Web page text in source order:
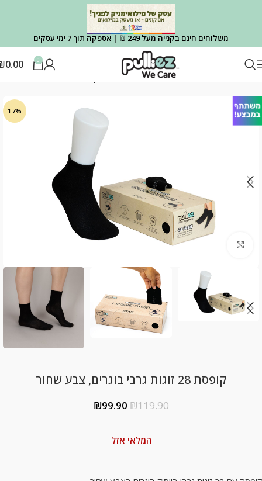
משלוחים חינם בקנייה מעל 249 ₪ | אספקה תוך 7 ימי עסקים
0
0.00
קופסת 28 זוגות גרבי בוגרים, צבע שחור
₪119.90
₪99.90
המלאי אזל
עמוד הבית בוגרים גרבי בייסיק בוגרים
Click to enlarge
17%